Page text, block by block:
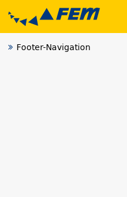
Footer-Navigation